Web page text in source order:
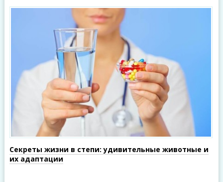
Секреты жизни в степи: удивительные животные и
их адаптации